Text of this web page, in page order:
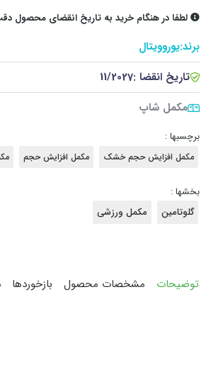
لطفا در هنگام خرید به تاریخ انقضای محصول
برند:یوروویتال
تاریخ انقضا :11/2027
مکمل شاپ
برچسبها :
مکمل افزایش حجم خشک مکمل افزایش حجم
بخشها :
گلوتامین
مکمل ورزشی
توضیحات مشخصات محصول بازخوردها